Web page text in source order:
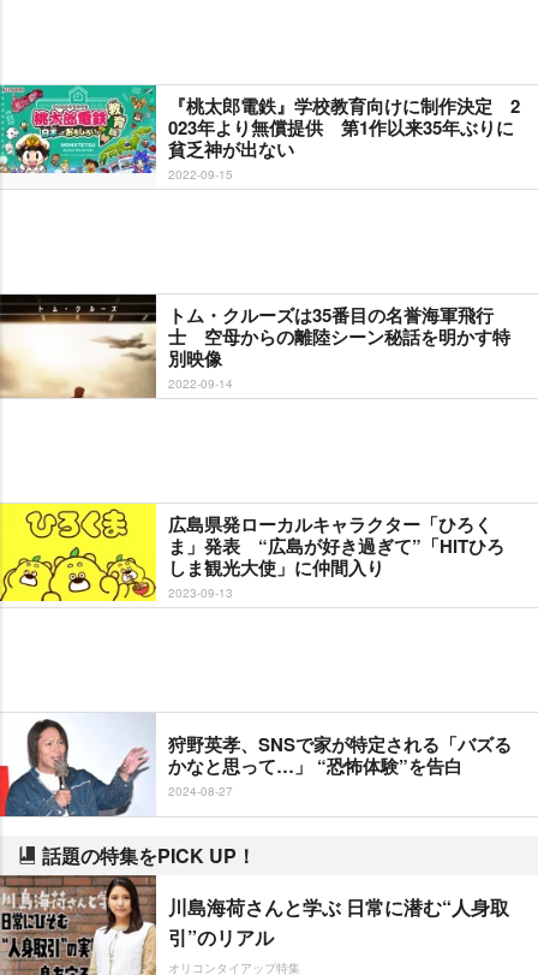
『桃太郎電鉄』学校教育向けに制作決定 2
023年より無償提供 第1作以来35年ぶりに
貧乏神が出ない
2022-09-15
トム・クルーズは35番目の名誉海軍飛行
士 空母からの離陸シーン秘話を明かす特
別映像
2022-09-14
広島県発ローカルキャラクター「ひろく
ま」発表 “広島が好き過ぎて”「HITひろ
しま観光大使」に仲間入り
2023-09-13
狩野英孝、SNSで家が特定される「バズる
かなと思って…」 “恐怖体験”を告白
2024-08-27
話題の特集をPICK UP！
川島海荷さんと学ぶ 日常に潜む“人身取
引”のリアル
オリコンタイアップ特集